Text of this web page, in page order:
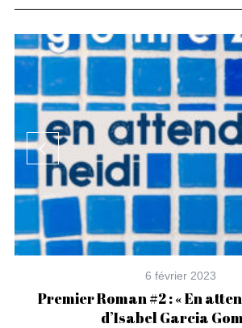
6 février 2023
Premier Roman #2 : « En
d’Isabel Garcia